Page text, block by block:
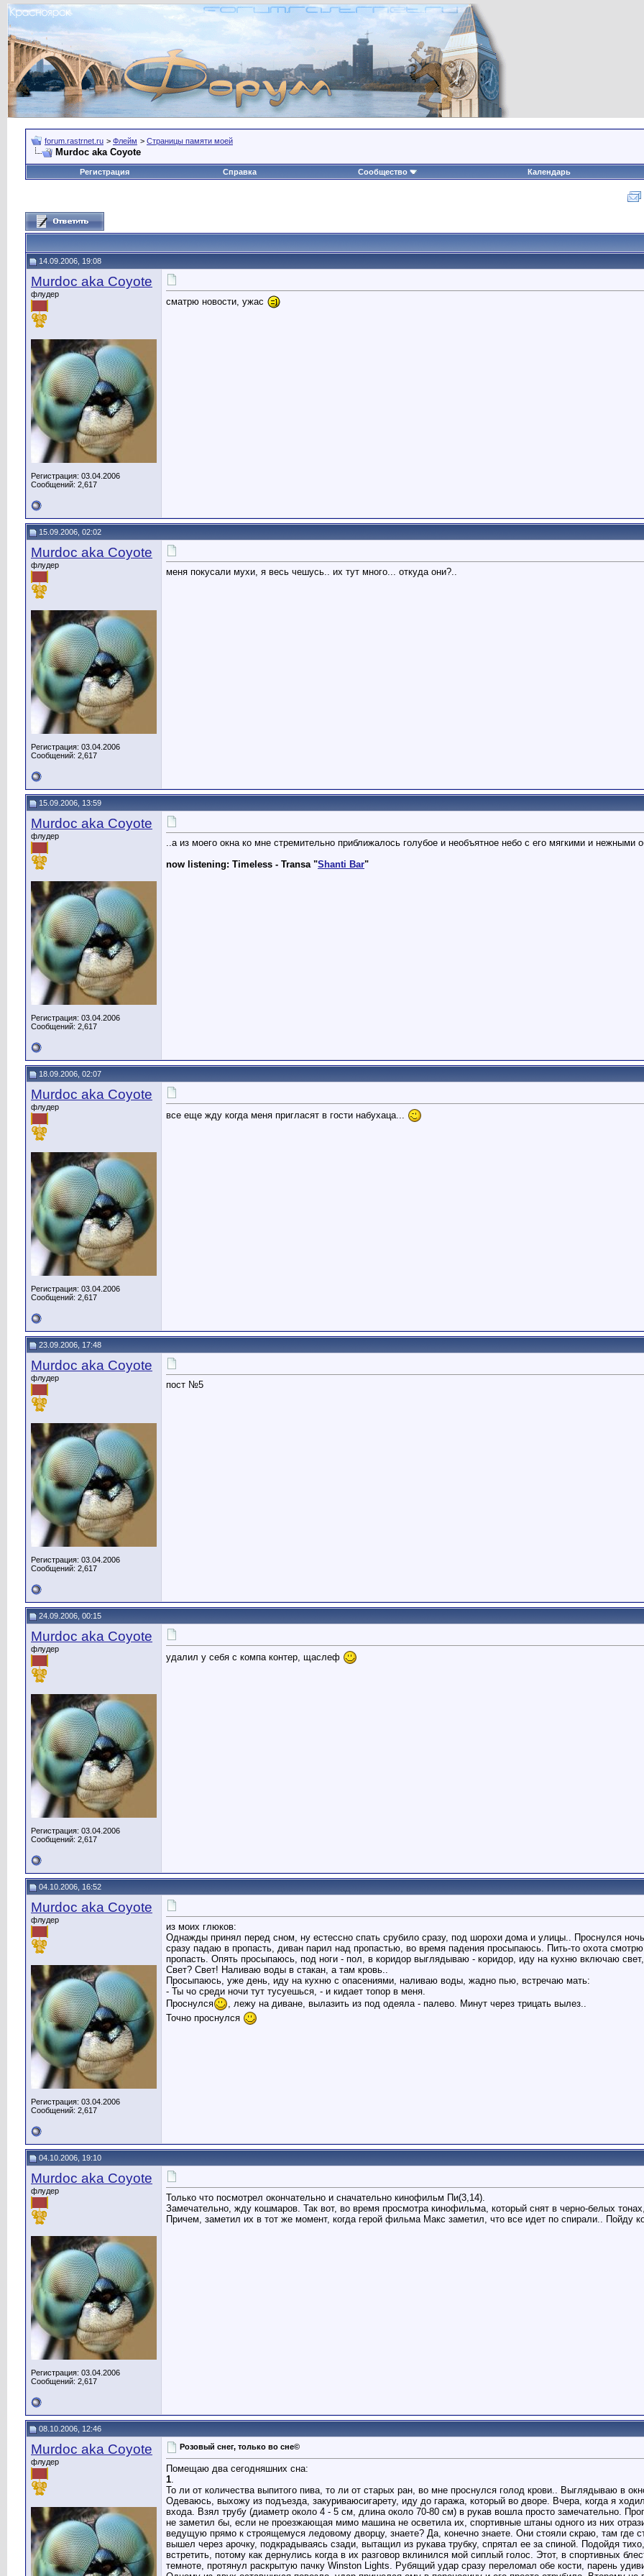
forum.rastrnet.ru > Флейм > Страницы памяти моей
Murdoc aka Coyote
Регистрация Справка Сообщество Календарь
14.09.2006, 19:08
Murdoc aka Coyote
флудер
Регистрация: 03.04.2006
Сообщений: 2,617
сматрю новости, ужас
15.09.2006, 02:02
Murdoc aka Coyote
флудер
Регистрация: 03.04.2006
Сообщений: 2,617
меня покусали мухи, я весь чешусь.. их тут много... откуда они?..
15.09.2006, 13:59
Murdoc aka Coyote
флудер
Регистрация: 03.04.2006
Сообщений: 2,617
..а из моего окна ко мне стремительно приближалось голубое и необъятное небо с его мягкими и нежными
now listening: Timeless - Transa "Shanti Bar"
18.09.2006, 02:07
Murdoc aka Coyote
флудер
Регистрация: 03.04.2006
Сообщений: 2,617
все еще жду когда меня пригласят в гости набухаца...
23.09.2006, 17:48
Murdoc aka Coyote
флудер
Регистрация: 03.04.2006
Сообщений: 2,617
пост №5
24.09.2006, 00:15
Murdoc aka Coyote
флудер
Регистрация: 03.04.2006
Сообщений: 2,617
удалил у себя с компа контер, щаслеф
04.10.2006, 16:52
Murdoc aka Coyote
флудер
Регистрация: 03.04.2006
Сообщений: 2,617
из моих глюков:
Однажды принял перед сном, ну естессно спать срубило сразу, под шорохи дома и улицы.. Проснулся
сразу падаю в пропасть, диван парил над пропастью, во время падения просыпаюсь. Пить-то охота
пропасть. Опять просыпаюсь, под ноги - пол, в коридор выглядываю - коридор, иду на кухню включаю
Свет? Свет! Наливаю воды в стакан, а там кровь..
Просыпаюсь, уже день, иду на кухню с опасениями, наливаю воды, жадно пью, встречаю мать:
- Ты чо среди ночи тут тусуешься, - и кидает топор в меня.
Проснулся
, лежу на диване, вылазить из под одеяла - палево. Минут через трицать вылез..
Точно проснулся
04.10.2006, 19:10
Murdoc aka Coyote
флудер
Регистрация: 03.04.2006
Сообщений: 2,617
Только что посмотрел окончательно и сначательно кинофильм Пи(3,14).
Замечательно, жду кошмаров. Так вот, во время просмотра кинофильма, который снят в черно-белых
Причем, заметил их в тот же момент, когда герой фильма Макс заметил, что все идет по спирали.. Пойду
08.10.2006, 12:46
Murdoc aka Coyote
флудер
Розовый снег, только во сне©
Помещаю два сегодняшних сна:
1.
То ли от количества выпитого пива, то ли от старых ран, во мне проснулся голод крови.. Выглядываю в
Одеваюсь, выхожу из подъезда, закуриваюсигарету, иду до гаража, который во дворе. Вчера, когда я
входа. Взял трубу (диаметр около 4 - 5 см, длина около 70-80 см) в рукав вошла просто замечательно.
не заметил бы, если не проезжающая мимо машина не осветила их, спортивные штаны одного из них
ведущую прямо к строящемуся ледовому дворцу, знаете? Да, конечно знаете. Они стояли скраю, там где
вышел через арочку, подкрадываясь сзади, вытащил из рукава трубку, спрятал ее за спиной. Подойдя
встретить, потому как дернулись когда в их разговор вклинился мой сиплый голос. Этот, в спортивных
темноте, протянул раскрытую пачку Winston Lights. Рубящий удар сразу переломал обе кости, парень